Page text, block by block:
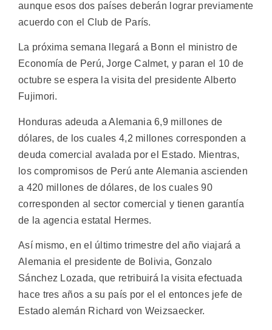
aunque esos dos países deberán lograr previamente
acuerdo con el Club de París.
La próxima semana llegará a Bonn el ministro de
Economía de Perú, Jorge Calmet, y paran el 10 de
octubre se espera la visita del presidente Alberto
Fujimori.
Honduras adeuda a Alemania 6,9 millones de
dólares, de los cuales 4,2 millones corresponden a
deuda comercial avalada por el Estado. Mientras,
los compromisos de Perú ante Alemania ascienden
a 420 millones de dólares, de los cuales 90
corresponden al sector comercial y tienen garantía
de la agencia estatal Hermes.
Así mismo, en el último trimestre del año viajará a
Alemania el presidente de Bolivia, Gonzalo
Sánchez Lozada, que retribuirá la visita efectuada
hace tres años a su país por el el entonces jefe de
Estado alemán Richard von Weizsaecker.